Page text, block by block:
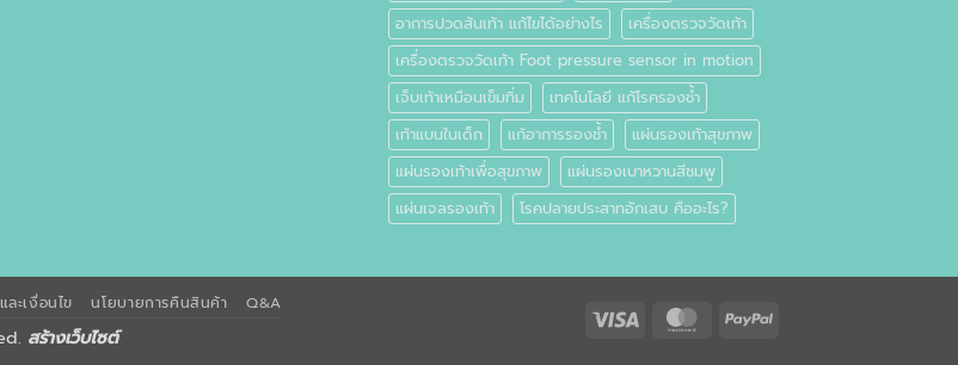
อาการปวดส้นเท้า แก้ไขได้อย่างไร
เครื่องตรวจวัดเท้า
เครื่องตรวจวัดเท้า Foot pressure sensor in motion
เจ็บเท้าเหมือนเข็มทิ่ม
เทคโนโลยี แก้โรครองช้ำ
เท้าแบนในเด็ก
แก้อาการรองช้ำ
แผ่นรองเท้าสุขภาพ
แผ่นรองเท้าเพื่อสุขภาพ
แผ่นรองเบาหวานสีชมพู
แผ่นเจลรองเท้า
โรคปลายประสาทอักเสบ คืออะไร?
Visa MasterCardPayPal
ะเงื่อนไข นโยบายการคืนสินค้า Q&A
สร้างเว็บไซต์